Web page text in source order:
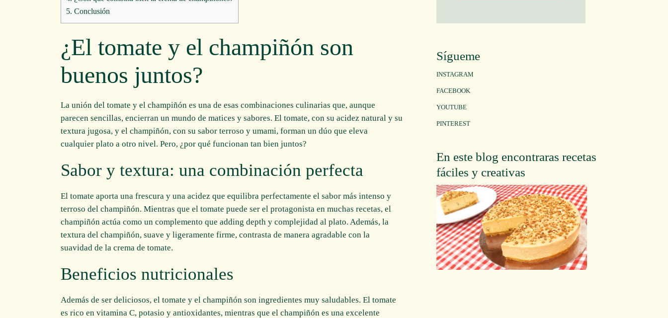
5. Conclusión
¿El tomate y el champiñón son
buenos juntos?
La unión del tomate y el champiñón es una de esas combinaciones culinarias que, aunque
parecen sencillas, encierran un mundo de matices y sabores. El tomate, con su acidez natural y su
textura jugosa, y el champiñón, con su sabor terroso y umami, forman un dúo que eleva
cualquier plato a otro nivel. Pero, ¿por qué funcionan tan bien juntos?
Sabor y textura: una combinación perfecta
El tomate aporta una frescura y una acidez que equilibra perfectamente el sabor más intenso y
terroso del champiñón. Mientras que el tomate puede ser el protagonista en muchas recetas, el
champiñón actúa como un complemento que adding depth y complejidad al plato. Además, la
textura del champiñón, suave y ligeramente firme, contrasta de manera agradable con la
suavidad de la crema de tomate.
Beneficios nutricionales
Además de ser deliciosos, el tomate y el champiñón son ingredientes muy saludables. El tomate
es rico en vitamina C, potasio y antioxidantes, mientras que el champiñón es una excelente
Sígueme
INSTAGRAM
FACEBOOK
YOUTUBE
PINTEREST
En este blog encontraras recetas
fáciles y creativas